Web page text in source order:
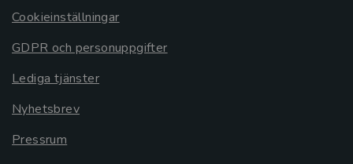
Cookieinställningar
GDPR och personuppgifter
Lediga tjänster
Nyhetsbrev
Pressrum